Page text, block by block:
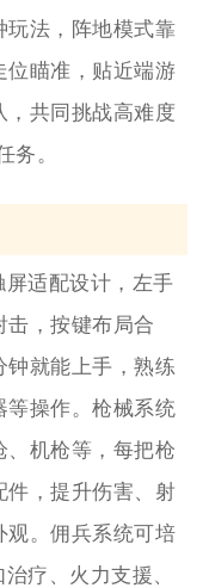
玩法，阵地模式靠
位瞄准，贴近端游
，共同挑战高难度
务。
适配设计，左手
击，按键布局合
钟就能上手，熟练
等操作。枪械系统
、机枪等，每把枪
件，提升伤害、射
观。佣兵系统可培
疗、火力支援、